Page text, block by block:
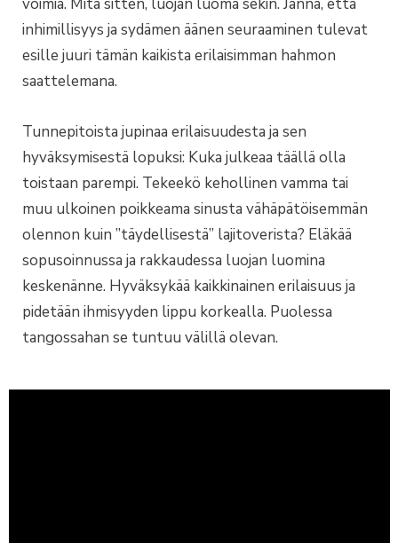
inhimillisyys ja sydämen äänen seuraaminen tulevat
esille juuri tämän kaikista erilaisimman hahmon
saattelemana.
Tunnepitoista jupinaa erilaisuudesta ja sen
hyväksymisestä lopuksi: Kuka julkeaa täällä olla
toistaan parempi. Tekeekö kehollinen vamma tai
muu ulkoinen poikkeama sinusta vähäpätöisemmän
olennon kuin ”täydellisestä” lajitoverista? Eläkää
sopusoinnussa ja rakkaudessa luojan luomina
keskenänne. Hyväksykää kaikkinainen erilaisuus ja
pidetään ihmisyyden lippu korkealla. Puolessa
tangossahan se tuntuu välillä olevan.